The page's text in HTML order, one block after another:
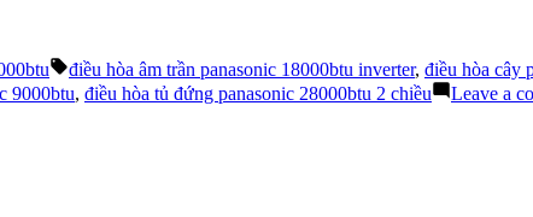
Tags:
điều hòa âm trần panasonic 18000btu inverter, điều hòa cây
9000btu, điều hòa tủ đứng panasonic 28000btu 2 chiều Leave a